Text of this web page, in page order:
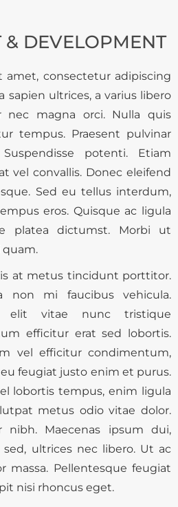
& DEVELOPMENT
amet, consectetur adipiscing
sapien ultrices, a varius libero
nec magna orci. Nulla quis
tempus. Praesent pulvinar
potenti. Etiam
vel convallis. Donec eleifend
Sed eu tellus interdum,
eros. Quisque ac ligula
platea dictumst. Morbi ut
quam.
at metus tincidunt porttitor.
non mi faucibus vehicula.
elit vitae nunc tristique
efficitur erat sed lobortis.
vel efficitur condimentum,
feugiat justo enim et purus.
lobortis tempus, enim ligula
metus odio vitae dolor.
nibh. Maecenas ipsum dui,
ultrices nec libero. Ut ac
massa. Pellentesque feugiat
nisi rhoncus eget.